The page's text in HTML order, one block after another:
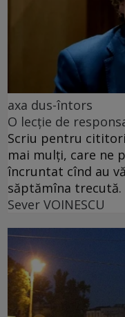
axa dus-întors
O lecție de
Scriu pentru
mai mulți, care ne
încruntat cînd au
săptămîna trecută.
Sever VOINESCU